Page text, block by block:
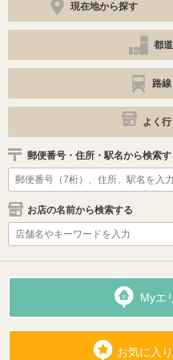
現在地から探す
都
路
よく
郵便番号・住所・駅名から検索す
お店の名前から検索する
Myエ
お気に入